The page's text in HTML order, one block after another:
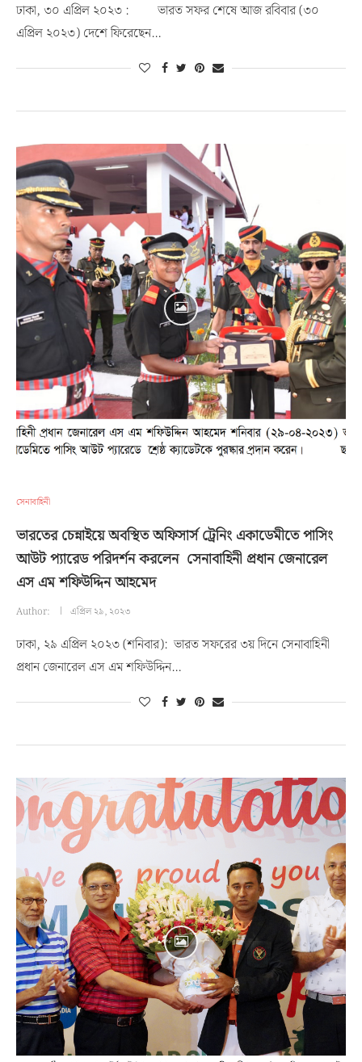
ঢাকা, ৩০ এপ্রিল ২০২৩ : ভারত সফর শেষে আজ রবিবার (৩০
এপ্রিল ২০২৩) দেশে ফিরেছেন…
সেনাবাহিনী
ভারতের চেন্নাইয়ে অবস্থিত অফিসার্স ট্রেনিং একাডেমীতে পাসিং
আউট প্যারেড পরিদর্শন করলেন সেনাবাহিনী প্রধান জেনারেল
এস এম শফিউদ্দিন আহমেদ
Author: এপ্রিল ২৯, ২০২৩
ঢাকা, ২৯ এপ্রিল ২০২৩ (শনিবার): ভারত সফরের ৩য় দিনে সেনাবাহিনী
প্রধান জেনারেল এস এম শফিউদ্দিন…